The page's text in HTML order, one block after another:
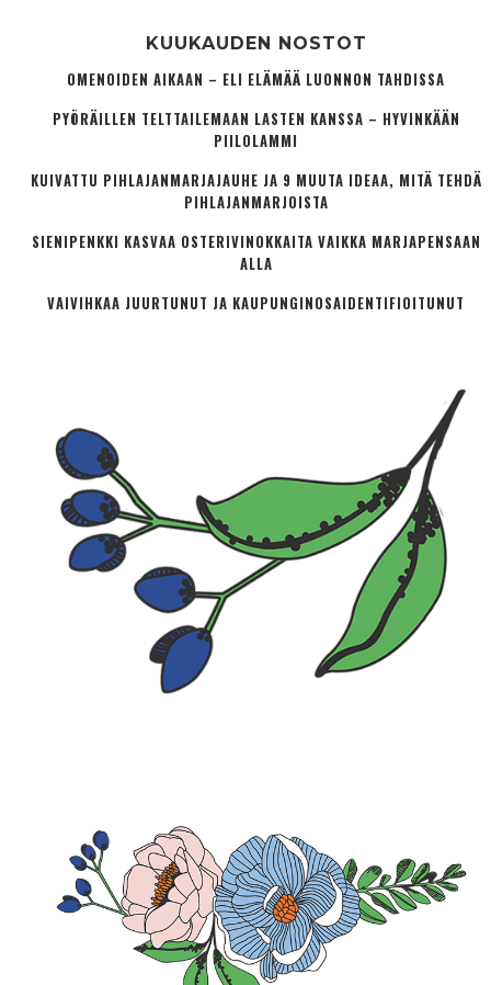
KUUKAUDEN NOSTOT
OMENOIDEN AIKAAN – ELI ELÄMÄÄ LUONNON TAHDISSA
PYÖRÄILLEN TELTTAILEMAAN LASTEN KANSSA – HYVINKÄÄN
PIILOLAMMI
KUIVATTU PIHLAJANMARJAJAUHE JA 9 MUUTA IDEAA, MITÄ TEHDÄ
PIHLAJANMARJOISTA
SIENIPENKKI KASVAA OSTERIVINOKKAITA VAIKKA MARJAPENSAAN
ALLA
VAIVIHKAA JUURTUNUT JA KAUPUNGINOSA­IDENTIFIOITUNUT